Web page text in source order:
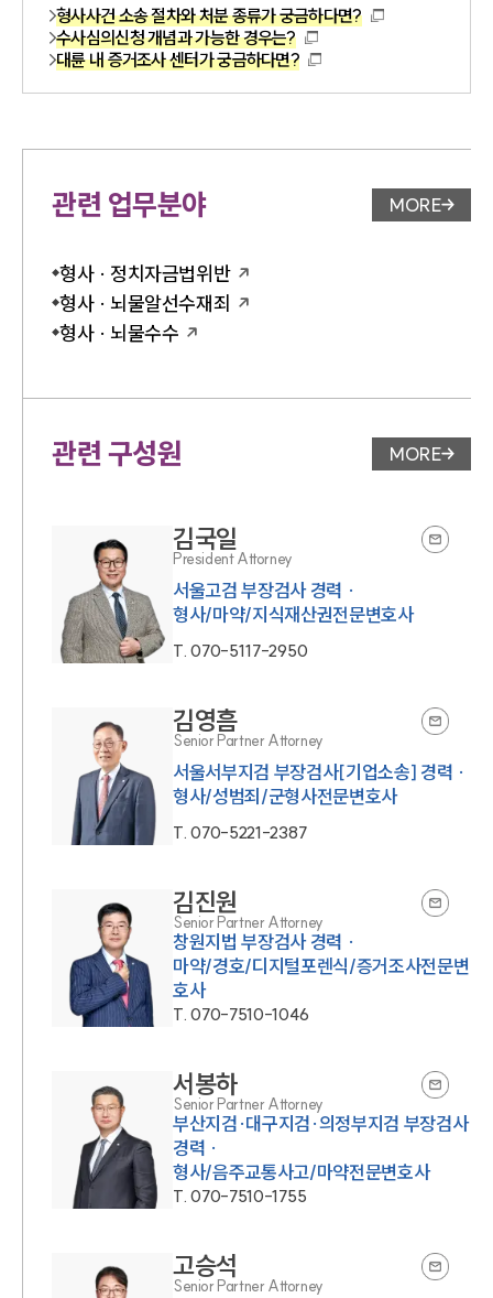
형사사건 소송 절차와 처분 종류가 궁금하다면?
수사심의신청 개념과 가능한 경우는?
대륜 내 증거조사 센터가 궁금하다면?
관련 업무분야 업무분야
MORE
형사 · 정치자금법위반
형사 · 뇌물알선수재죄
형사 · 뇌물수수
관련 구성원 변호사 페
MORE
김국일
President Attorney
서울고검 부장검사 경력 ·
형사/마약/지식재산권전문변호사
T.070-5117-2950
김영흠
Senior Partner Attorney
서울서부지검 부장검사[기업소송] 경력 ·
형사/성범죄/군형사전문변호사
T.070-5221-2387
김진원
Senior Partner Attorney
창원지법 부장검사 경력 ·
마약/경호/디지털포렌식/증거조사전문변
호사
T.070-7510-1046
서봉하
Senior Partner Attorney
부산지검·대구지검·의정부지검 부장검사
경력 ·
형사/음주교통사고/마약전문변호사
T.070-7510-1755
고승석
Senior Partner Attorney